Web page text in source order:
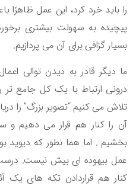
باید خرد کرد، این عمل ظاهرًا
به سهولت بیشتری برخورد
گزافی برای آن می پردازیم.
دیگر قادر به دیدن توالی
ارتباط با یک کل جامع تر را
می کنیم “تصویر بزرگ” را
را کنار هم قرار می دهیم و سعی
. اما هما نطور که دیوید بوهم
بیهوده ای بیش نیست. درست
هم قراردادن تکه های یک